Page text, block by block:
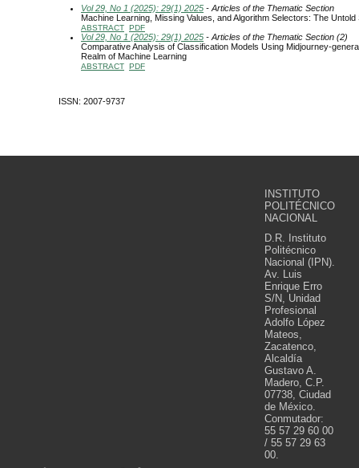
Vol 29, No 1 (2025): 29(1) 2025 - Articles of the Thematic Section
Machine Learning, Missing Values, and Algorithm Selectors: The Untold
ABSTRACT PDF
Vol 29, No 1 (2025): 29(1) 2025 - Articles of the Thematic Section (2)
Comparative Analysis of Classification Models Using Midjourney-
Realm of Machine Learning
ABSTRACT PDF
ISSN: 2007-9737
INSTITUTO
POLITÉCNICO
NACIONAL
D.R. Instituto
Politécnico
Nacional (IPN).
Av. Luis
Enrique Erro
S/N, Unidad
Profesional
Adolfo López
Mateos,
Zacatenco,
Alcaldía
Gustavo A.
Madero, C.P.
07738, Ciudad
de México.
Conmutador:
55 57 29 60 00
/ 55 57 29 63
00.